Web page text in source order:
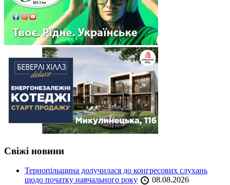
Свіжі новини
Тернопільщина долучилася до конгресових слухань
щодо початку навчального року
08.08.2026